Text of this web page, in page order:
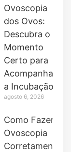
Ovoscopia
dos Ovos:
Descubra o
Momento
Certo para
Acompanhar
a Incubação
agosto 6, 2026
Como Fazer
Ovoscopia
Corretamente: